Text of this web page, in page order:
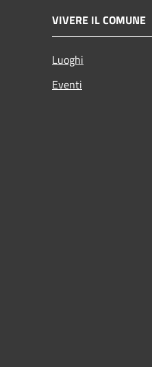
VIVERE IL COMUNE
Luoghi
Eventi